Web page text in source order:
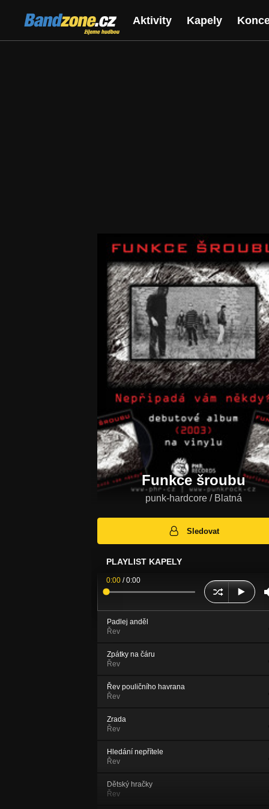
Bandzone.cz
žijeme hudbou
Aktivity Kapely
Funkce šroubu
punk-hardcore / Blatná
Sledovat
PLAYLIST KAPELY
0:00 /0:00
Padlej anděl
Řev
Zpátky na čáru
Řev
Řev pouličního havrana
Řev
Zrada
Řev
Hledání nepřítele
Řev
Dětský hračky
Řev